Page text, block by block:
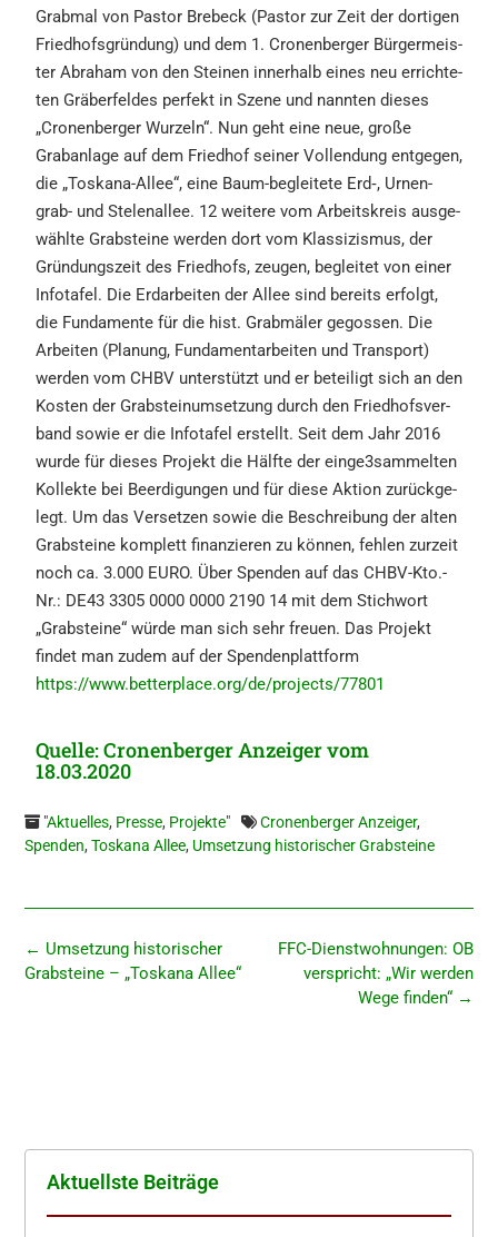
Grabmal von Pastor Brebeck (Pastor zur Zeit der dorti­gen
Fried­hofs­grün­dung) und dem 1. Cronen­ber­ger Bürger­meis­
ter Abraham von den Steinen inner­halb eines neu errich­te­
ten Gräber­fel­des perfekt in Szene und nannten dieses
„Cronen­ber­ger Wurzeln“. Nun geht eine neue, große
Graban­la­ge auf dem Fried­hof seiner Vollendung entge­gen,
die „Toska­na-Allee“, eine Baum-beglei­te­te Erd‑, Urnen­
grab- und Stelen­al­lee. 12 weite­re vom Arbeits­kreis ausge­
wähl­te Grabstei­ne werden dort vom Klassi­zis­mus, der
Gründungs­zeit des Fried­hofs, zeugen, beglei­tet von einer
Infota­fel. Die Erdar­bei­ten der Allee sind bereits erfolgt,
die Funda­men­te für die hist. Grabmä­ler gegos­sen. Die
Arbei­ten (Planung, Funda­men­tar­bei­ten und Trans­port)
werden vom CHBV unter­stützt und er betei­ligt sich an den
Kosten der Grabstein­um­set­zung durch den Fried­hofs­ver­
band sowie er die Infota­fel erstellt. Seit dem Jahr 2016
wurde für dieses Projekt die Hälfte der einge3sammelten
Kollek­te bei Beerdi­gun­gen und für diese Aktion zurück­ge­
legt. Um das Verset­zen sowie die Beschrei­bung der alten
Grabstei­ne komplett finan­zie­ren zu können, fehlen zurzeit
noch ca. 3.000 EURO. Über Spenden auf das CHBV-Kto.-
Nr.: DE43 3305 0000 0000 2190 14 mit dem Stich­wort
„Grabstei­ne“ würde man sich sehr freuen. Das Projekt
findet man zudem auf der Spenden­platt­form
https://www.betterplace.org/de/projects/77801
Quelle: Cro­nen­ber­ger Anzei­ger vom
18.03.2020
"Aktuelles, Presse, Projekte" Cronenberger Anzeiger,
Spenden, Toskana Allee, Umsetzung historischer Grabsteine
FFC-Dienst­woh­nun­gen: OB
verspricht: „Wir werden
Wege finden“ →
← Umset­zung histo­ri­scher
Grabstei­ne – „Toska­na Allee“
Aktuells­te Beiträge